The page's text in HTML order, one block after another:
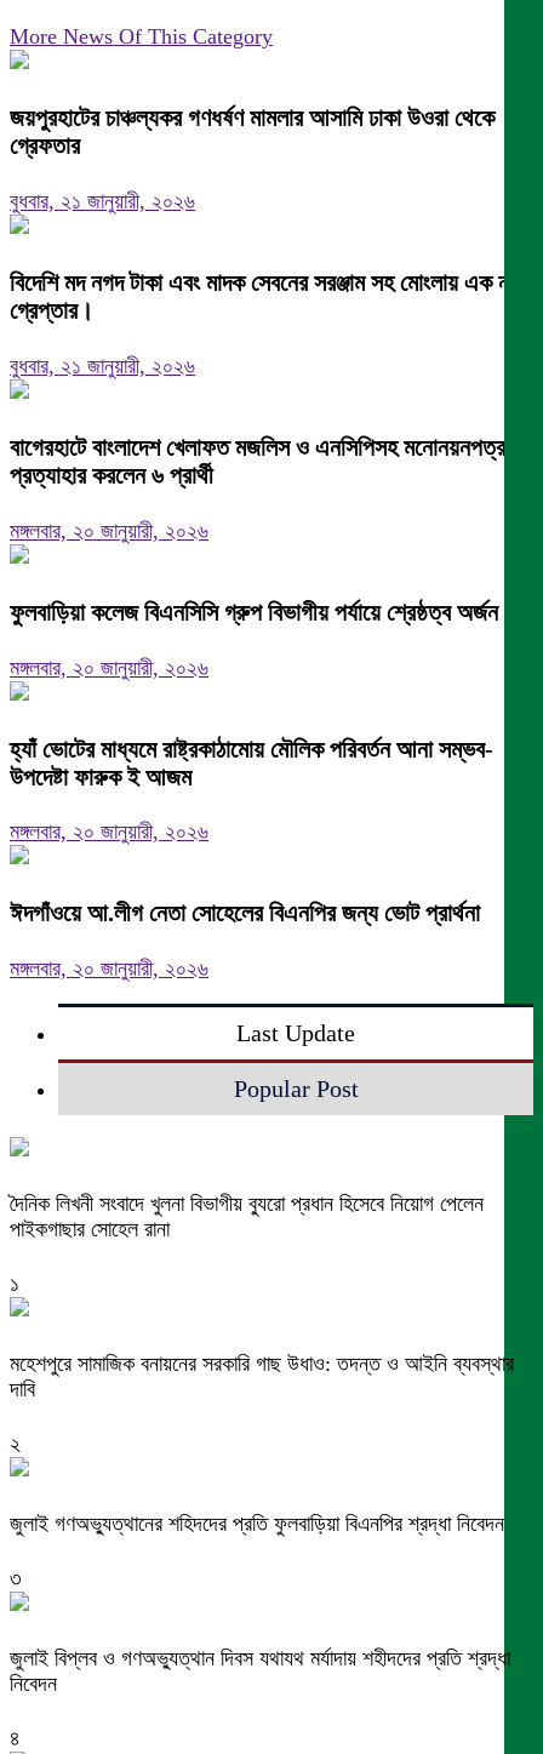
More News Of This Category
জয়পুরহাটের চাঞ্চল্যকর গণধর্ষণ মামলার আসামি ঢাকা উওরা থেকে
গ্রেফতার
বুধবার, ২১ জানুয়ারী, ২০২৬
বিদেশি মদ নগদ টাকা এবং মাদক সেবনের সরঞ্জাম সহ মোংলায় এক নারী
গ্রেপ্তার।
বুধবার, ২১ জানুয়ারী, ২০২৬
বাগেরহাটে বাংলাদেশ খেলাফত মজলিস ও এনসিপিসহ মনোনয়নপত্র
প্রত্যাহার করলেন ৬ প্রার্থী
মঙ্গলবার, ২০ জানুয়ারী, ২০২৬
ফুলবাড়িয়া কলেজ বিএনসিসি গ্রুপ বিভাগীয় পর্যায়ে শ্রেষ্ঠত্ব অর্জন।
মঙ্গলবার, ২০ জানুয়ারী, ২০২৬
হ্যাঁ ভোটের মাধ্যমে রাষ্ট্রকাঠামোয় মৌলিক পরিবর্তন আনা সম্ভব-
উপদেষ্টা ফারুক ই আজম
মঙ্গলবার, ২০ জানুয়ারী, ২০২৬
ঈদগাঁওয়ে আ.লীগ নেতা সোহেলের বিএনপির জন্য ভোট প্রার্থনা
মঙ্গলবার, ২০ জানুয়ারী, ২০২৬
Last Update
Popular Post
দৈনিক লিখনী সংবাদে খুলনা বিভাগীয় ব্যুরো প্রধান হিসেবে নিয়োগ পেলেন
পাইকগাছার সোহেল রানা
১
মহেশপুরে সামাজিক বনায়নের সরকারি গাছ উধাও: তদন্ত ও আইনি ব্যবস্থার
দাবি
২
জুলাই গণঅভ্যুত্থানের শহিদদের প্রতি ফুলবাড়িয়া বিএনপির শ্রদ্ধা নিবেদন
৩
জুলাই বিপ্লব ও গণঅভ্যুত্থান দিবস যথাযথ মর্যাদায় শহীদদের প্রতি শ্রদ্ধা
নিবেদন
৪